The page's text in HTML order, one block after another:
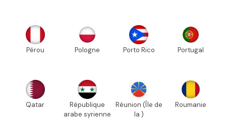
Pérou Pologne Porto Rico Portugal
Qatar
République
arabe syrienne
Réunion (Île de
la )
Roumanie